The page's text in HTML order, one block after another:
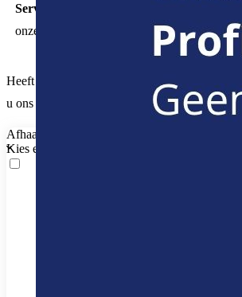
Service:
Online boeken in enkele klikken
onze filialen.
Heeft u nog vragen? Meer info vindt onze
u ons ook altijd
bellen of mailen .
Afhaalpunt
Kies een ophaallocatie